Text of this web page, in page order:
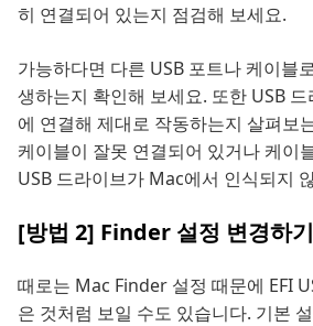
히 연결되어 있는지 점검해 보세요.
가능하다면 다른 USB 포트나 케이블
생하는지 확인해 보세요. 또한 USB
에 연결해 제대로 작동하는지 살펴보
케이블이 잘못 연결되어 있거나 케이
USB 드라이브가 Mac에서 인식되지
[방법 2] Finder 설정 변경하기
때로는 Mac Finder 설정 때문에 EFI
은 것처럼 보일 수도 있습니다. 기본